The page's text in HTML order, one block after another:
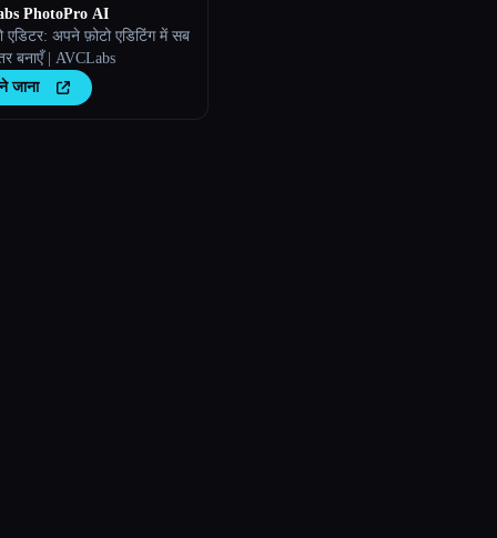
PhotoPro AI
एडिटर: अपने फ़ोटो एडिटिंग में सब
बनाएँ | AVCLabs
जाना